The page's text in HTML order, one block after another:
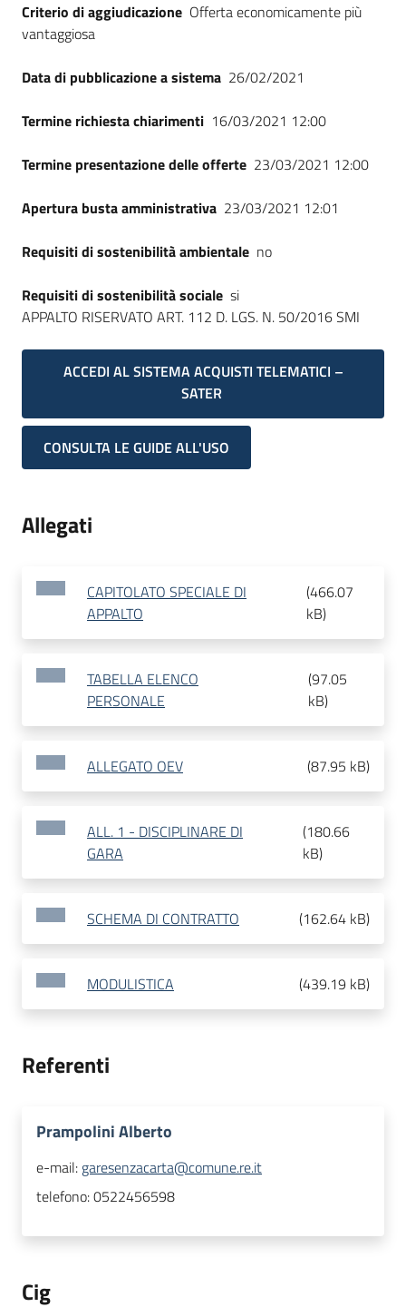
Criterio di aggiudicazione Offerta economicamente più
vantaggiosa
Data di pubblicazione a sistema 26/02/2021
Termine richiesta chiarimenti 16/03/2021 12:00
Termine presentazione delle offerte 23/03/2021 12:00
Apertura busta amministrativa 23/03/2021 12:01
Requisiti di sostenibilità ambientale no
Requisiti di sostenibilità sociale si
APPALTO RISERVATO ART. 112 D. LGS. N. 50/2016 SMI
ACCEDI AL SISTEMA ACQUISTI TELEMATICI –
SATER
CONSULTA LE GUIDE ALL'USO
Allegati
CAPITOLATO SPECIALE DI
APPALTO
(466.07
kB)
TABELLA ELENCO
PERSONALE
(97.05
kB)
ALLEGATO OEV (87.95 kB)
ALL. 1 - DISCIPLINARE DI
GARA
(180.66
kB)
SCHEMA DI CONTRATTO (162.64 kB)
MODULISTICA (439.19 kB)
Referenti
Prampolini Alberto
e-mail: garesenzacarta@comune.re.it
telefono:0522456598
Cig